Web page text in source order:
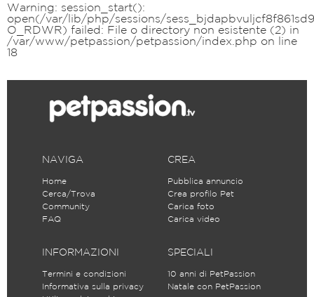
Warning : session_start():
open(/var/lib/php/sessions/
O_RDWR) failed: File o directory non esistente (2) in
/var/www/petpassion/petpassion/index.php on line
18
NAVIGA
Home
Cerca/Trova
Community
FAQ
CREA
Pubblica annuncio
Crea profilo Pet
Carica foto
Carica video
INFORMAZIONI
Termini e condizioni
Informativa sulla privacy
SPECIALI
10 anni di PetPassion
Natale con PetPassion